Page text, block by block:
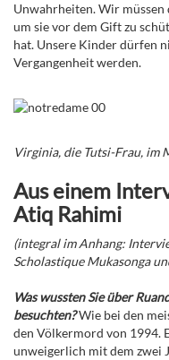
Unwahrheiten. Wir
um sie vor dem Gift zu
hat. Unsere Kinder dürfen
Vergangenheit werden.
Virginia, die Tutsi-Frau, im
Aus einem
Atiq Rahimi
(integral im Anhang:
Scholastique Mukasonga
Was wussten Sie über
besuchten?Wie bei den
den Völkermord von 1994.
unweigerlich mit dem zwei